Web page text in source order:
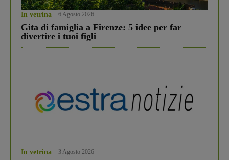
In vetrina 6 Agosto 2026
Gita di famiglia a Firenze: 5 idee per far
divertire i tuoi figli
In vetrina 3 Agosto 2026